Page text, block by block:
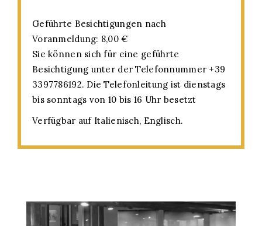
Geführte Besichtigungen nach
Voranmeldung: 8,00 €
Sie können sich für eine geführte
Besichtigung unter der Telefonnummer +39
3397786192. Die Telefonleitung ist dienstags
bis sonntags von 10 bis 16 Uhr besetzt
Verfügbar auf Italienisch, Englisch.